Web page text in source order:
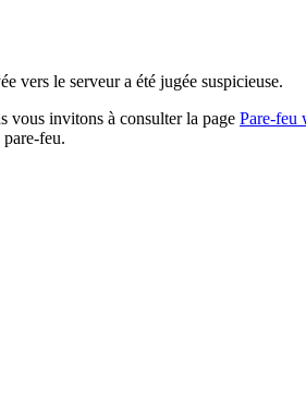
vers le serveur a été jugée suspicieuse.
vous invitons à consulter la page Pare-feu
feu.